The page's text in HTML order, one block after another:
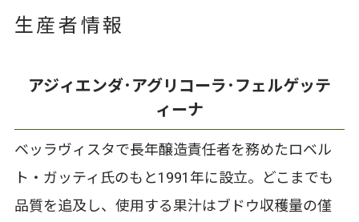
生産者情報
アジィエンダ･アグリコーラ･フェルゲッテ
ィーナ
ベッラヴィスタで長年醸造責任者を務めたロベル
ト・ガッティ氏のもと1991年に設立。どこまでも
品質を追及し、使用する果汁はブドウ収穫量の僅